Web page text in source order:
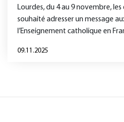
Lourdes, du 4 au 9 novembre,
souhaité adresser un message
l’Enseignement catholique en
09.11.2025